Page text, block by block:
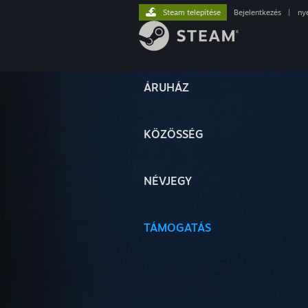
ÁRUHÁZ
KÖZÖSSÉG
NÉVJEGY
TÁMOGATÁS
Steam telepítése Bejelentkezés